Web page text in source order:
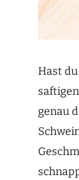
Hast
genau